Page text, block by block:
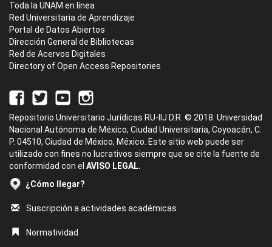
Toda la UNAM en línea
Red Universitaria de Aprendizaje
Portal de Datos Abiertos
Dirección General de Bibliotecas
Red de Acervos Digitales
Directory of Open Access Repositories
Repositorio Universitario Jurídicas RU-IIJ D.R. © 2018. Universidad
Nacional Autónoma de México, Ciudad Universitaria, Coyoacán, C.
P. 04510, Ciudad de México, México. Este sitio web puede ser
utilizado con fines no lucrativos siempre que se cite la fuente de
conformidad con el AVISO LEGAL.
¿Cómo llegar?
Suscripción a actividades académicas
Normatividad